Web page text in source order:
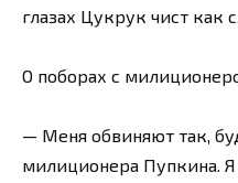
глазах Цукрук чист как
О поборах с
— Меня обвиняют так,
милиционера Пупкина. Я